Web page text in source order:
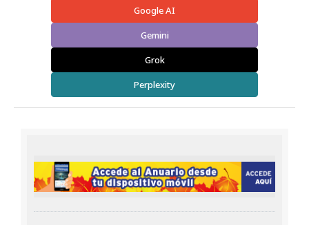
Google AI
Gemini
Grok
Perplexity